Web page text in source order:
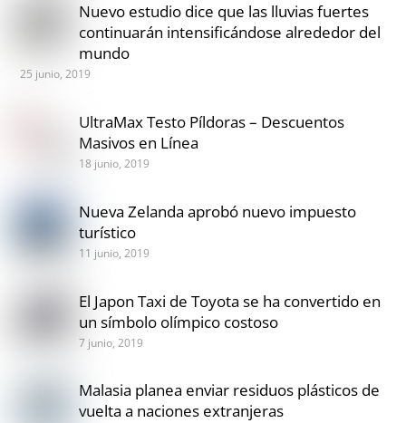
Nuevo estudio dice que las lluvias fuertes
continuarán intensificándose alrededor del
mundo
25 junio, 2019
UltraMax Testo Píldoras – Descuentos
Masivos en Línea
18 junio, 2019
Nueva Zelanda aprobó nuevo impuesto
turístico
11 junio, 2019
El Japon Taxi de Toyota se ha convertido en
un símbolo olímpico costoso
7 junio, 2019
Malasia planea enviar residuos plásticos de
vuelta a naciones extranjeras